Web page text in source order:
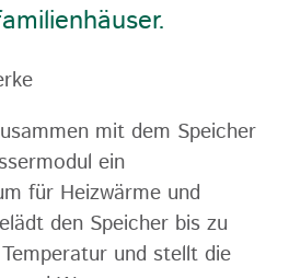
mit dem Speicher
ein
für Heizwärme und
den Speicher bis zu
und stellt die